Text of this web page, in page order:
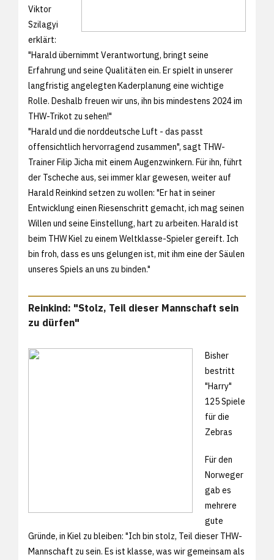
Viktor
Szilagyi
erklärt:
"Harald übernimmt Verantwortung, bringt seine
Erfahrung und seine Qualitäten ein. Er spielt in unserer
langfristig angelegten Kaderplanung eine wichtige
Rolle. Deshalb freuen wir uns, ihn bis mindestens 2024 im
THW-Trikot zu sehen!"
"Harald und die norddeutsche Luft - das passt
offensichtlich hervorragend zusammen", sagt THW-
Trainer Filip Jicha mit einem Augenzwinkern. Für ihn, führt
der Tscheche aus, sei immer klar gewesen, weiter auf
Harald Reinkind setzen zu wollen: "Er hat in seiner
Entwicklung einen Riesenschritt gemacht, ich mag seinen
Willen und seine Einstellung, hart zu arbeiten. Harald ist
beim THW Kiel zu einem Weltklasse-Spieler gereift. Ich
bin froh, dass es uns gelungen ist, mit ihm eine der Säulen
unseres Spiels an uns zu binden."
Reinkind: "Stolz, Teil dieser Mannschaft sein
zu dürfen"
Bisher
bestritt
"Harry"
125 Spiele
für die
Zebras
Für den
Norweger
gab es
mehrere
gute
Gründe, in Kiel zu bleiben: "Ich bin stolz, Teil dieser THW-
Mannschaft zu sein. Es ist klasse, was wir gemeinsam als